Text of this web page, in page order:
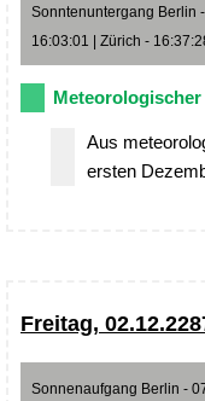
Sonntenuntergang Berlin
16:03:01 | Zürich -
Aus
ersten
Freitag,
Sonnenaufgang Berlin -